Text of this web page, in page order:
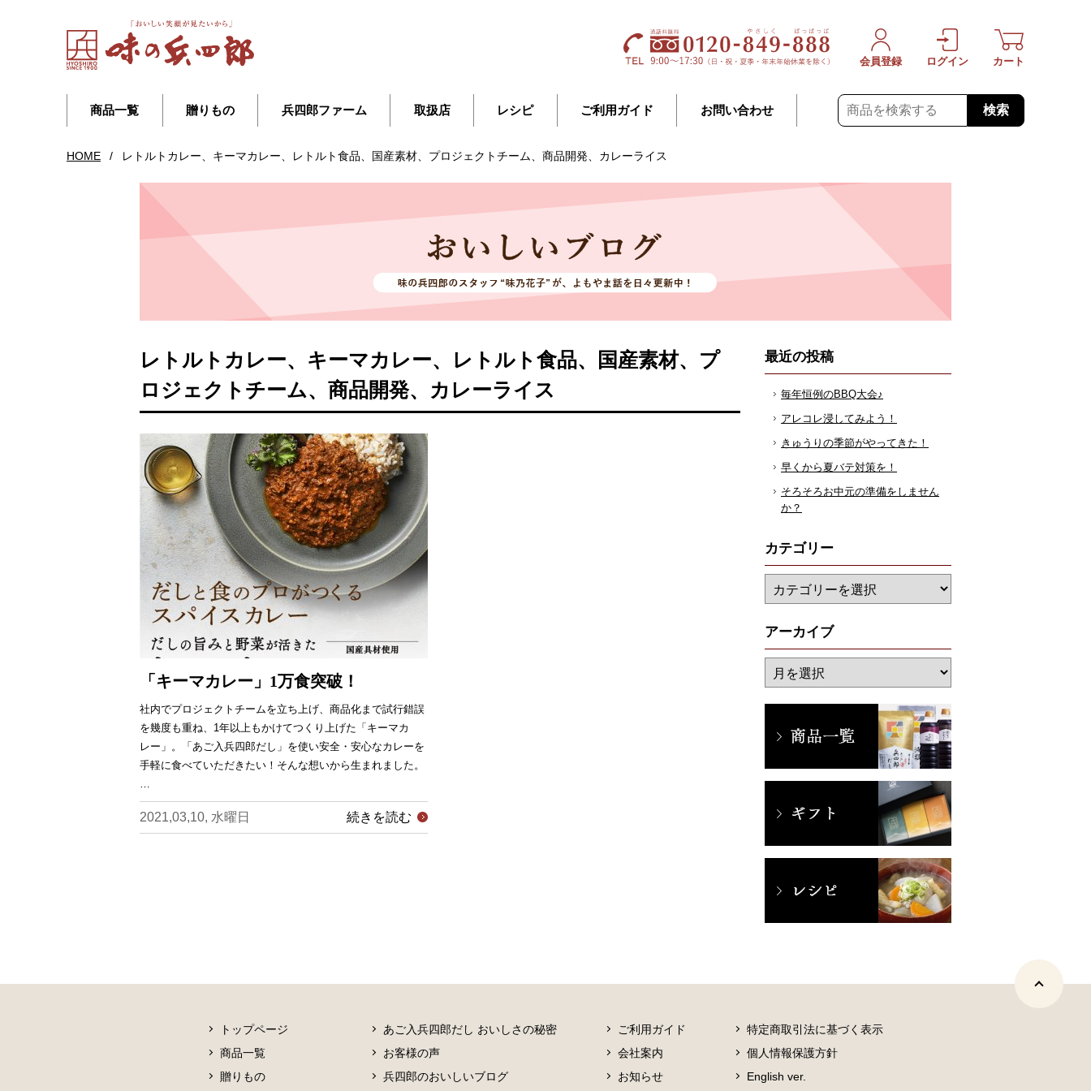
商品一覧 贈りもの 兵四郎ファーム 取扱店 レシピ ご利用ガイド お問い合わせ 検索
会員登録 ログイン カート
HOME / レトルトカレー、キーマカレー、レトルト食品、国産素材、プロジェクトチーム、商品開発、カレーライス
レトルトカレー、キーマカレー、レトルト食品、国産素材、プ
ロジェクトチーム、商品開発、カレーライス
「キーマカレー」1万食突破！
社内でプロジェクトチームを立ち上げ、商品化まで試行錯誤
を幾度も重ね、1年以上もかけてつくり上げた「キーマカ
レー」。「あご入兵四郎だし」を使い安全・安心なカレーを
手軽に食べていただきたい！そんな想いから生まれました。
…
2021,03,10, 水曜日 続きを読む
最近の投稿
毎年恒例のBBQ大会♪
アレコレ浸してみよう！
きゅうりの季節がやってきた！
早くから夏バテ対策を！
そろそろお中元の準備をしません
か？
カテゴリー
アーカイブ
トップページ
商品一覧
贈りもの
あご入兵四郎だし おいしさの秘密
お客様の声
兵四郎のおいしいブログ
ご利用ガイド
会社案内
お知らせ
特定商取引法に基づく表示
個人情報保護方針
English ver.